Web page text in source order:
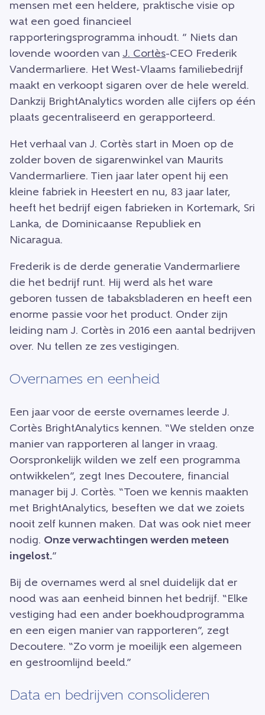
mensen met een heldere, praktische visie op
wat een goed financieel
rapporteringsprogramma inhoudt. ” Niets dan
lovende woorden van J. Cortès-CEO Frederik
Vandermarliere. Het West-Vlaams familiebedrijf
maakt en verkoopt sigaren over de hele wereld.
Dankzij BrightAnalytics worden alle cijfers op één
plaats gecentraliseerd en gerapporteerd.
Het verhaal van J. Cortès start in Moen op de
zolder boven de sigarenwinkel van Maurits
Vandermarliere. Tien jaar later opent hij een
kleine fabriek in Heestert en nu, 83 jaar later,
heeft het bedrijf eigen fabrieken in Kortemark, Sri
Lanka, de Dominicaanse Republiek en
Nicaragua.
Frederik is de derde generatie Vandermarliere
die het bedrijf runt. Hij werd als het ware
geboren tussen de tabaksbladeren en heeft een
enorme passie voor het product. Onder zijn
leiding nam J. Cortès in 2016 een aantal bedrijven
over. Nu tellen ze zes vestigingen.
Overnames en eenheid
Een jaar voor de eerste overnames leerde J.
Cortès BrightAnalytics kennen. “We stelden onze
manier van rapporteren al langer in vraag.
Oorspronkelijk wilden we zelf een programma
ontwikkelen”, zegt Ines Decoutere, financial
manager bij J. Cortès. “Toen we kennis maakten
met BrightAnalytics, beseften we dat we zoiets
nooit zelf kunnen maken. Dat was ook niet meer
nodig. Onze verwachtingen werden meteen
ingelost.”
Bij de overnames werd al snel duidelijk dat er
nood was aan eenheid binnen het bedrijf. “Elke
vestiging had een ander boekhoudprogramma
en een eigen manier van rapporteren”, zegt
Decoutere. “Zo vorm je moeilijk een algemeen
en gestroomlijnd beeld.”
Data en bedrijven consolideren